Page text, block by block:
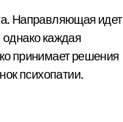
Направляющая идет
однако каждая
принимает решения
психопатии.